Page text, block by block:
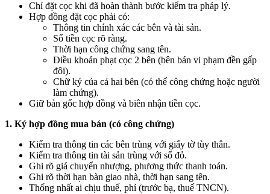
Chỉ đặt cọc khi đã hoàn thành bước kiểm tra pháp lý.
Hợp đồng đặt cọc phải có:
Thông tin chính xác các bên và tài sản.
Số tiền cọc rõ ràng.
Thời hạn công chứng sang tên.
Điều khoản phạt cọc 2 bên (bên bán vi phạm đền gấp
đôi).
Chữ ký của cả hai bên (có thể công chứng hoặc người
làm chứng).
Giữ bản gốc hợp đồng và biên nhận tiền cọc.
1. Ký hợp đồng mua bán (có công chứng)
Kiểm tra thông tin các bên trùng với giấy tờ tùy thân.
Kiểm tra thông tin tài sản trùng với sổ đỏ.
Ghi rõ giá chuyển nhượng, phương thức thanh toán.
Ghi rõ thời hạn bàn giao nhà, thời hạn sang tên.
Thống nhất ai chịu thuế, phí (trước bạ, thuế TNCN).